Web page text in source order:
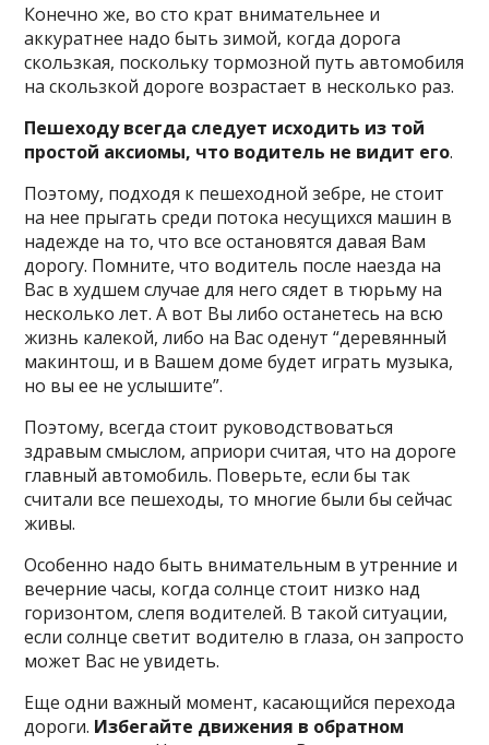
Конечно же, во сто крат внимательнее и
аккуратнее надо быть зимой, когда дорога
скользкая, поскольку тормозной путь автомобиля
на скользкой дороге возрастает в несколько раз.
Пешеходу всегда следует исходить из той
простой аксиомы, что водитель не видит его.
Поэтому, подходя к пешеходной зебре, не стоит
на нее прыгать среди потока несущихся машин в
надежде на то, что все остановятся давая Вам
дорогу. Помните, что водитель после наезда на
Вас в худшем случае для него сядет в тюрьму на
несколько лет. А вот Вы либо останетесь на всю
жизнь калекой, либо на Вас оденут “деревянный
макинтош, и в Вашем доме будет играть музыка,
но вы ее не услышите”.
Поэтому, всегда стоит руководствоваться
здравым смыслом, априори считая, что на дороге
главный автомобиль. Поверьте, если бы так
считали все пешеходы, то многие были бы сейчас
живы.
Особенно надо быть внимательным в утренние и
вечерние часы, когда солнце стоит низко над
горизонтом, слепя водителей. В такой ситуации,
если солнце светит водителю в глаза, он запросто
может Вас не увидеть.
Еще одни важный момент, касающийся перехода
дороги. Избегайте движения в обратном